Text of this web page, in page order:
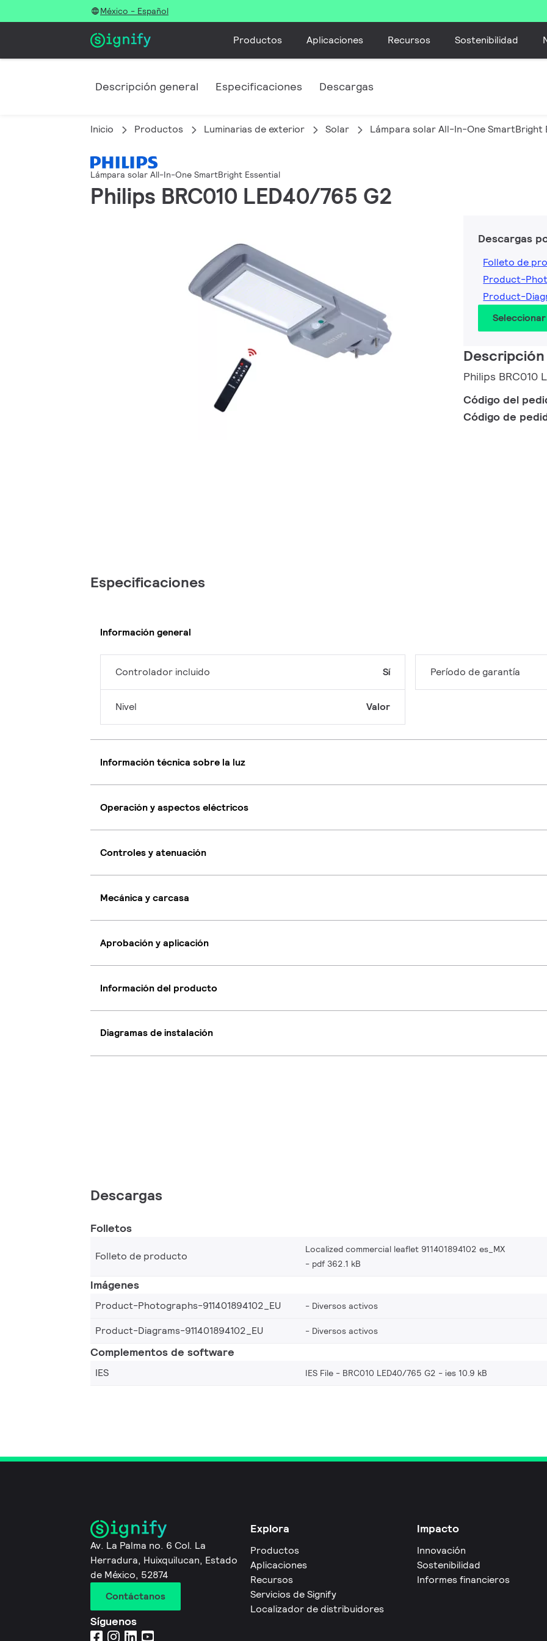
México - Español
Productos Aplicaciones Recursos Sostenibilidad
Descripción general Especificaciones Descargas
Inicio Productos Luminarias de exterior Solar Lámpara solar All-In-One SmartBright
Lámpara solar All-In-One SmartBright Essential
Philips BRC010 LED40/765 G2
Descargas
Folleto de
Product-
Product-
Philips BRC010
Código del
Código de
Especificaciones
Información general
Controlador incluido Sí
Nivel Valor
Período de garantía
Información técnica sobre la luz
Operación y aspectos eléctricos
Controles y atenuación
Mecánica y carcasa
Aprobación y aplicación
Información del producto
Diagramas de instalación
Descargas
Folletos
Folleto de producto
Localized commercial leaflet 911401894102 es_MX
pdf 362.1 kB
Imágenes
Product-Photographs-911401894102_EU Diversos activos
Product-Diagrams-911401894102_EU
Diversos activos
Complementos de software
IES IES File - BRC010 LED40/765 G2 ies 10.9 kB
Av. La Palma no. 6 Col. La
Herradura, Huixquilucan, Estado
de México, 52874
Contáctanos
Síguenos
Explora
Productos
Aplicaciones
Recursos
Servicios de Signify
Localizador de distribuidores
Impacto
Innovación
Sostenibilidad
Informes financieros